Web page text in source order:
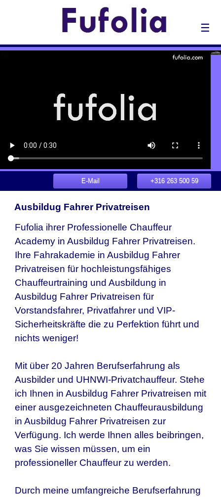
☰
+316 263 500 59
E-Mail
Ausbildug Fahrer Privatreisen
Fufolia ihrer Professionelle Chauffeur
Academy in Ausbildug Fahrer Privatreisen.
Ihre Fahrakademie in Ausbildug Fahrer
Privatreisen für hochleistungsfähiges
Chauffeurtraining und Ausbildung in
Ausbildug Fahrer Privatreisen für
Vorstandsfahrer, Privatfahrer und VIP-
Sicherheitskräfte die zu Perfektion führt und
nichts weniger!
Mit über 20 Jahren Berufserfahrung als
Ausbilder und UHNWI-Privatchauffeur. Stehe
ich Ihnen in Ausbildug Fahrer Privatreisen mit
einer ausgezeichneten Chauffeurausbildung
in Ausbildug Fahrer Privatreisen zur
Verfügung. Ich werde Ihnen alles beibringen,
was Sie wissen müssen, um ein
professioneller Chauffeur zu werden.
Durch meine umfangreiche Berufserfahrung